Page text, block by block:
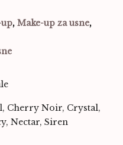
, Make-up za usne,
Cherry Noir, Crystal,
Nectar, Siren